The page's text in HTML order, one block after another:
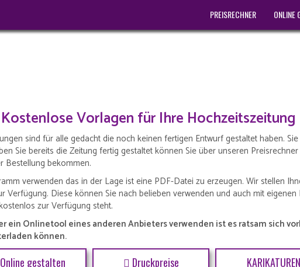
PREISRECHNER ONLINE
Kostenlose Vorlagen für Ihre Hochzeitszeitung
sind für alle gedacht die noch keinen fertigen Entwurf gestaltet haben.
Sie bereits die Zeitung fertig gestaltet können Sie über unseren
Bestellung bekommen.
verwenden das in der Lage ist eine PDF-Datei zu erzeugen. Wir stellen
Diese können Sie nach belieben verwenden und auch mit
zur Verfügung steht.
ein Onlinetool eines anderen Anbieters verwenden ist es ratsam sich
können.
Online gestalten Druckpreise KARIKATUREN